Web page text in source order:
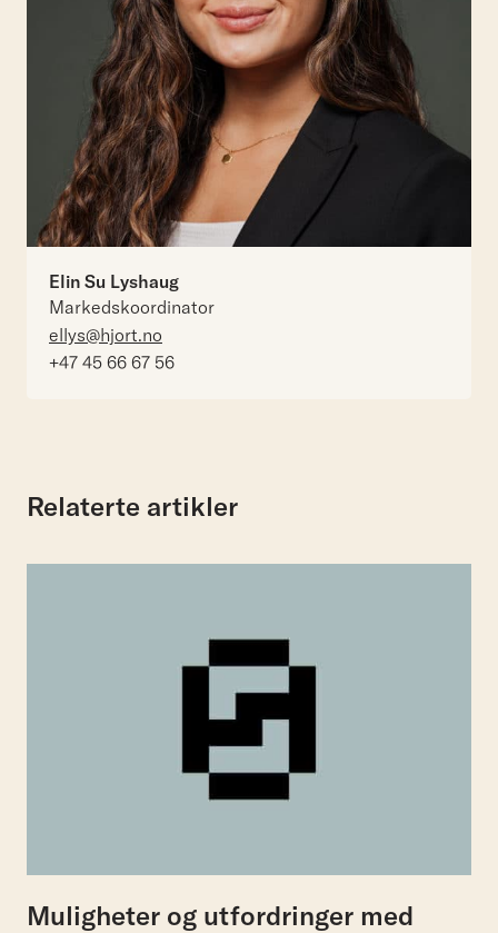
Elin Su Lyshaug
Markedskoordinator
ellys@hjort.no
+47 45 66 67 56
Relaterte artikler
Muligheter og utfordringer med